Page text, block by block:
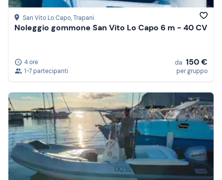
San Vito Lo Capo, Trapani
Noleggio gommone San Vito Lo Capo 6 m - 40 CV
4 ore
1-7 partecipanti
da 150 €
per gruppo